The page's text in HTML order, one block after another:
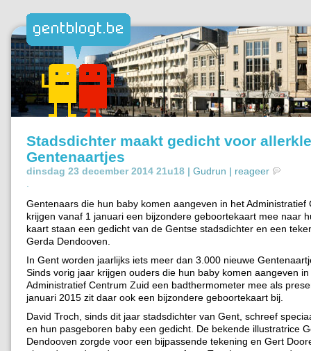
Stadsdichter maakt gedicht voor
Gentenaartjes
dinsdag 23 december 2014 21u18 | Gudrun | reageer
Gentenaars die hun baby komen aangeven in het Administratief
krijgen vanaf 1 januari een bijzondere geboortekaart mee naar
kaart staan een gedicht van de Gentse stadsdichter en een
Gerda Dendooven.
In Gent worden jaarlijks iets meer dan 3.000 nieuwe
Sinds vorig jaar krijgen ouders die hun baby komen aangeven in
Administratief Centrum Zuid een badthermometer mee als
januari 2015 zit daar ook een bijzondere geboortekaart bij.
David Troch, sinds dit jaar stadsdichter van Gent, schreef
en hun pasgeboren baby een gedicht. De bekende illustratrice
Dendooven zorgde voor een bijpassende tekening en Gert